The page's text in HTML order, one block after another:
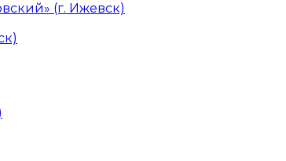
(г. Ижевск)